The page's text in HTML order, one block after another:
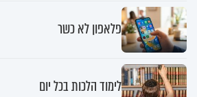
פלאפון לא כשר
לימוד הלכות בכל יום